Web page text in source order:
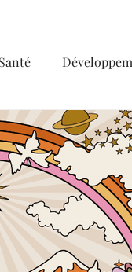
Santé
Le dernier
Recette
Philosophie